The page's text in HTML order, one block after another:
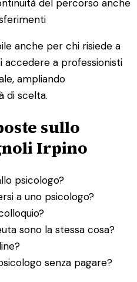
del percorso anche
anche per chi risiede a
accedere a professionisti
ampliando
di scelta.
sullo
Irpino
psicologo?
a uno psicologo?
sono la stessa cosa?
senza pagare?